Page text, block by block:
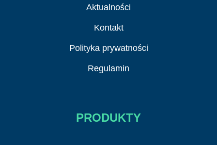
Aktualności
Kontakt
Polityka prywatności
Regulamin
PRODUKTY